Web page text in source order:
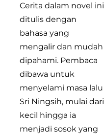
Cerita dalam novel ini
ditulis dengan
bahasa yang
mengalir dan mudah
dipahami. Pembaca
dibawa untuk
menyelami masa lalu
Sri Ningsih, mulai dari
kecil hingga ia
menjadi sosok yang